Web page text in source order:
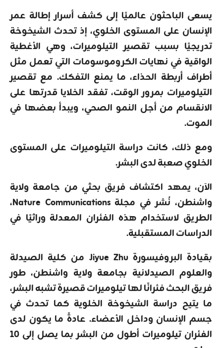
يسعى الباحثون عالميًا إلى كشف أسرار إطالة عمر
الإنسان على المستوى الخلوي، إذ تحدث الشيخوخة
تدريجيًا بسبب تقصير التيلوميرات، وهي الأغطية
الواقية في نهايات الكروموسومات التي تعمل مثل
أطراف أربطة الحذاء، ما يمنع التفكك. مع تقصير
التيلوميرات بمرور الوقت، تفقد الخلايا قدرتها على
الانقسام من أجل النمو الصحي، ويبدأ بعضها في
الموت.
ومع ذلك، كانت دراسة التيلوميرات على المستوى
الخلوي صعبة لدى البشر.
الآن، يمهد اكتشاف فريق بحثي من جامعة ولاية
واشنطن، نُشر في مجلة Nature Communications،
الطريق لاستخدام هذه الفئران المعدلة وراثيًا في
الدراسات المستقبلية.
بقيادة البروفيسورة Jiyue Zhu من كلية الصيدلة
والعلوم الصيدلانية بجامعة ولاية واشنطن، طور
فريق البحث فئرانًا لها تيلوميرات قصيرة تشبه البشر،
ما يتيح دراسة الشيخوخة الخلوية كما تحدث في
جسم الإنسان وداخل الأعضاء. عادةً ما يكون لدى
الفئران تيلوميرات أطول من البشر بما يصل إلى 10